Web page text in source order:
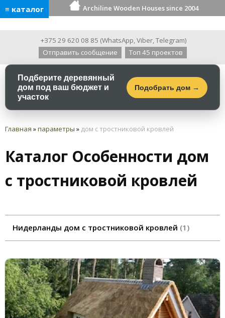
≡ каталог Archiline Wooden Houses since 2004
+375 29 620 08 85 (WhatsApp,Viber,Telegram)
Отправить сообщение
Топ 45 проектов
Подберите деревянный
дом под ваш бюджет и
участок
Подобрать дом →
Главная »параметры » дом с тростниковой кровлей
Каталог Особенности дом
с тростниковой кровлей
Нидерланды дом с тростниковой кровлей 1